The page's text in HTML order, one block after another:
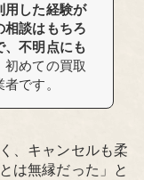
用した経験が
相談はもちろ
、不明点にも
初めての買取
です。
、キャンセルも柔
は無縁だった」と